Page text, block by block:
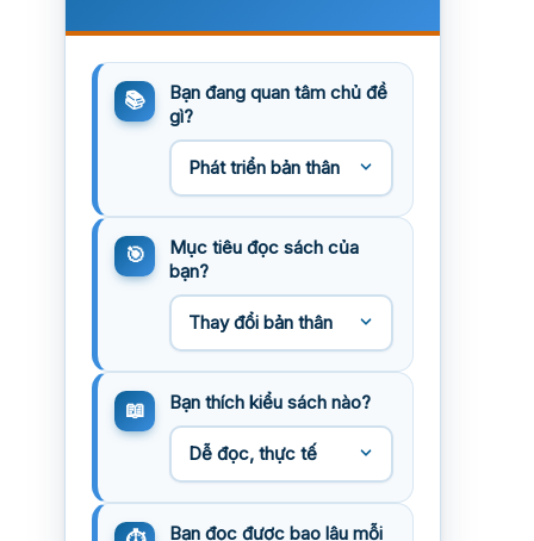
Bạn đang quan tâm chủ đề
gì?
Mục tiêu đọc sách của
bạn?
Bạn thích kiểu sách nào?
Bạn đọc được bao lâu mỗi